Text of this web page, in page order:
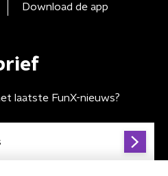
Download de app
laatste FunX-nieuws?